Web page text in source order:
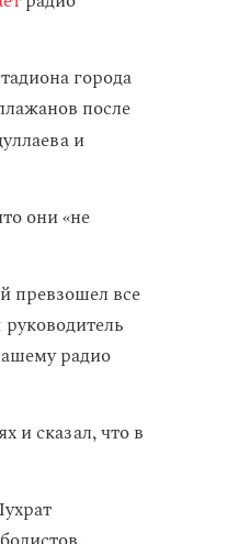
города
после
и
они «не
превзошел все
радио
и сказал, что в